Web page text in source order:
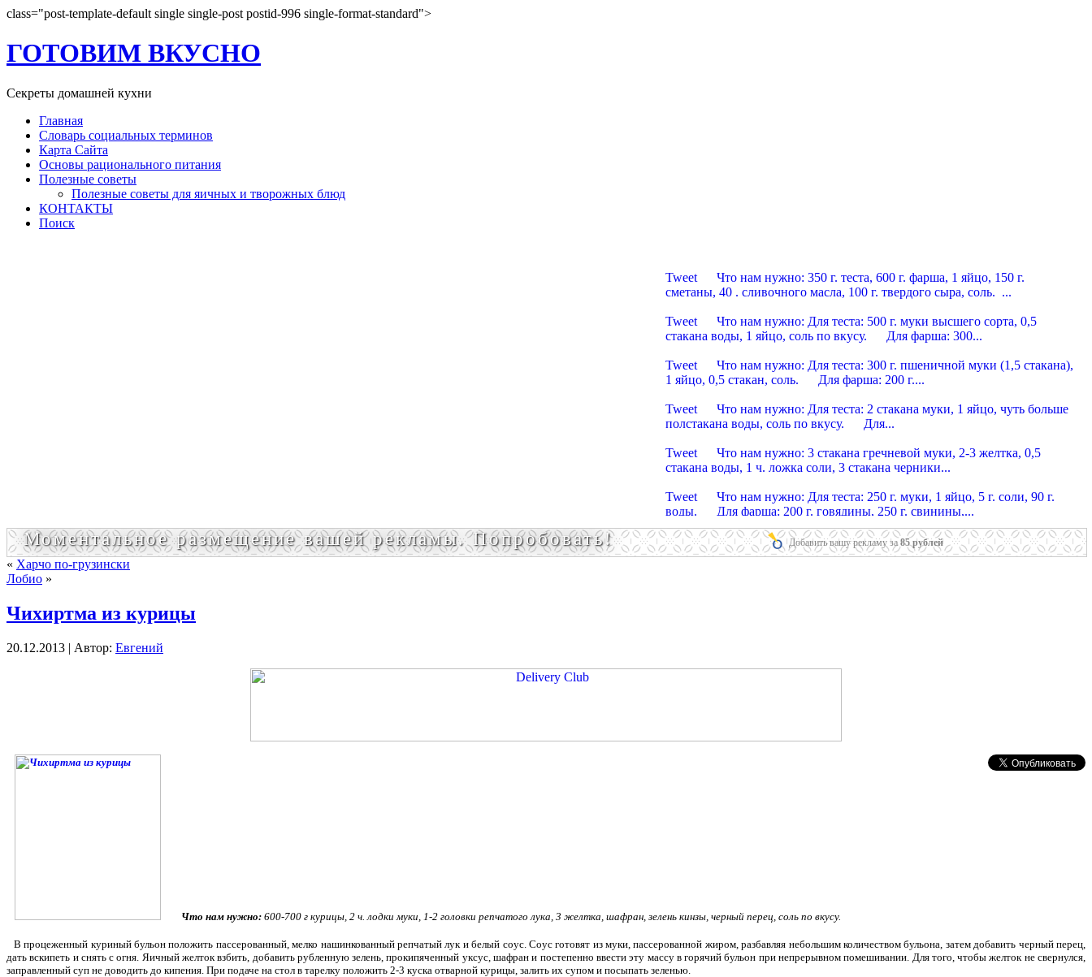
class="post-template-default single single-post postid-996 single-format-standard">
ГОТОВИМ ВКУСНО
Секреты домашней кухни
Главная
Словарь социальных терминов
Карта Сайта
Основы рационального питания
Полезные советы
Полезные советы для яичных и творожных блюд
КОНТАКТЫ
Поиск
Tweet Что нам нужно: 350 г. теста, 600 г. фарша, 1 яйцо, 150 г.
сметаны, 40 . сливочного масла, 100 г. твердого сыра, соль. ...
Tweet Что нам нужно: Для теста: 500 г. муки высшего сорта, 0,5
стакана воды, 1 яйцо, соль по вкусу. Для фарша: 300...
Tweet Что нам нужно: Для теста: 300 г. пшеничной муки (1,5 стакана),
1 яйцо, 0,5 стакан, соль. Для фарша: 200 г....
Tweet Что нам нужно: Для теста: 2 стакана муки, 1 яйцо, чуть больше
полстакана воды, соль по вкусу. Для...
Tweet Что нам нужно: 3 стакана гречневой муки, 2-3 желтка, 0,5
стакана воды, 1 ч. ложка соли, 3 стакана черники...
Tweet Что нам нужно: Для теста: 250 г. муки, 1 яйцо, 5 г. соли, 90 г.
воды. Для фарша: 200 г. говядины, 250 г. свинины,...
Пельмени тюменские
Tweet Что нам нужно: Для теста: 3 стакана муки, 1 яйцо, 1 стакан
воды, соль. Для фарша: 400 г. говядины, 450 г. свинины,...
Tweet Что нам нужно: Для теста: 320 г. пшеничной муки. половинка
Пельмени с яйцами и грибами
Tweet Что нам нужно: На 1 кг. сырых пельменей: 10 шт яиц, 40 г.
Моментальное размещение вашей рекламы. Попробовать! Добавить вашу рекламу за85 рублей
« Харчо по-грузински
Лобио »
Чихиртма из курицы
20.12.2013 | Автор: Евгений
Что нам нужно: 600-700 г курицы, 2 ч. лодки муки, 1-2 головки репчатого лука, 3 желтка, шафран, зелень кинзы, черный перец, соль по вкусу.
В процеженный куриный бульон положить пассерованный, мелко нашинкованный репчатый лук и белый соус. Соус готовят из муки, пассерованной жиром, разбавляя небольшим количеством бульона, затем добавить черный перец,
дать вскипеть и снять с огня. Яичный желток взбить, добавить рубленную зелень, прокипяченный уксус, шафран и постепенно ввести эту массу в горячий бульон при непрерывном помешивании. Для того, чтобы желток не свернулся,
заправленный суп не доводить до кипения. При подаче на стол в тарелку положить 2-3 куска отварной курицы, залить их супом и посыпать зеленью.